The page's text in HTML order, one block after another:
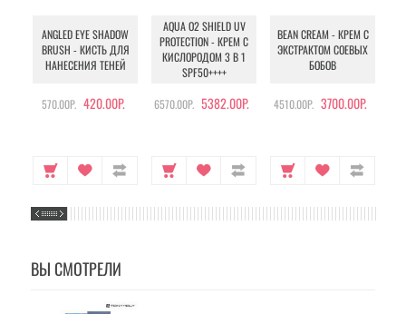
ANGLED EYE SHADOW
BRUSH - КИСТЬ ДЛЯ
НАНЕСЕНИЯ ТЕНЕЙ
570.00Р. 420.00Р.
AQUA O2 SHIELD UV
PROTECTION - КРЕМ С
КИСЛОРОДОМ 3 В 1
SPF50++++
6570.00Р. 5382.00Р.
BEAN CREAM - КРЕМ С
ЭКСТРАКТОМ СОЕВЫХ
БОБОВ
4510.00Р. 3700.00Р.
ВЫ СМОТРЕЛИ